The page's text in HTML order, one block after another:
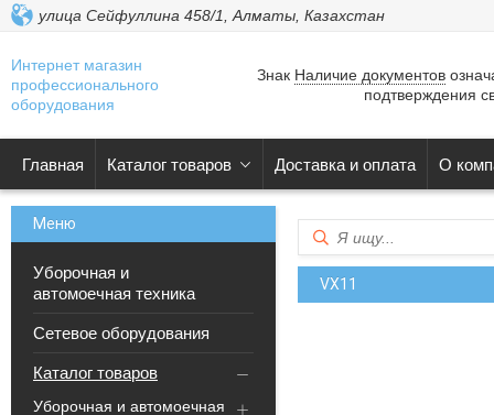
улица Сейфуллина 458/1, Алматы, Казахстан
Интернет магазин
профессионального
оборудования
Знак Наличие документов
подтверждения
Главная Каталог товаров Доставка и оплата О
Уборочная и
автомоечная техника
Сетевое оборудования
Каталог товаров
Уборочная и автомоечная
VX11